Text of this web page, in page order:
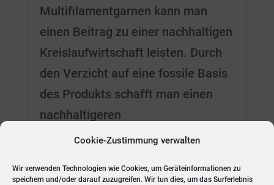
Cookie-Zustimmung verwalten
Wir verwenden Technologien wie Cookies, um Geräteinformationen zu
speichern und/oder darauf zuzugreifen. Wir tun dies, um das Surferlebnis
Multifilamentgarnen kann man
einen Beitrag zu einer nachhaltigen
Kreislaufwirtschaft leisten. Durch
den Verzicht auf eine fossile Basis
des Produkts schafft man einen
nachhaltigeren
Kohlenstoffkreislauf, als es bei
Fall...